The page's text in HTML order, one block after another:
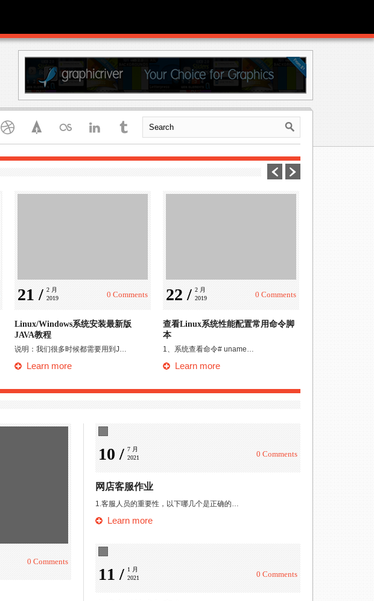
网店客户服务习题
附录 网店客户服务习题 附录A 网店客户服务概述…
Learn more
在线支付技术与安全
缺少第一周的，晚点补，使用ctrl+f
21 / 2 月
2019
0 Comments
Linux/Windows系统安装最新版
JAVA教程
说明：我们很多时候都需要用到J…
Learn more
22 / 2 月
2019
0 Comments
查看Linux系统性能配置常用命令脚
本
1、系统查看命令# uname…
Learn more
0 Comments
10 / 7 月
2021
0 Comments
网店客服作业
1.客服人员的重要性，以下哪几个是正确的…
Learn more
11 / 1 月
2021
0 Comments